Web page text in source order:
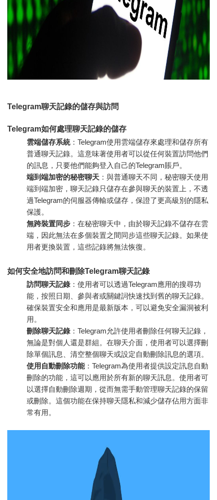
Telegram聊天記錄的儲存與訪問
Telegram如何處理聊天記錄的儲存
雲端儲存系統：Telegram使用雲端儲存來處理和儲存所有
普通聊天記錄。這意味著使用者可以從任何裝置訪問他們
的訊息，只要他們能夠登入自己的Telegram賬戶。
端到端加密的秘密聊天 ：與普通聊天不同，秘密聊天使用
端到端加密，聊天記錄只儲存在參與聊天的裝置上，不透
過Telegram的伺服器傳輸或儲存，保證了更高級別的隱私
保護。
無跨裝置同步 ：在秘密聊天中，由於聊天記錄不儲存在雲
端，因此無法在多個裝置之間同步這些聊天記錄。如果使
用者更換裝置，這些記錄將無法恢復。
如何安全地訪問和刪除Telegram聊天記錄
訪問聊天記錄：使用者可以透過Telegram應用的搜尋功
能，按照日期、參與者或關鍵詞快速找到舊的聊天記錄。
確保裝置安全和應用是最新版本，可以避免安全漏洞被利
用。
刪除聊天記錄：Telegram允許使用者刪除任何聊天記錄，
無論是對個人還是群組。在聊天介面，使用者可以選擇刪
除單個訊息、清空整個聊天或設定自動刪除訊息的選項。
使用自動刪除功能：Telegram為使用者提供設定訊息自動
刪除的功能，這可以應用於所有新的聊天訊息。使用者可
以選擇自動刪除週期，從而無需手動管理聊天記錄的保留
或刪除。這個功能在保持聊天隱私和減少儲存佔用方面非
常有用。